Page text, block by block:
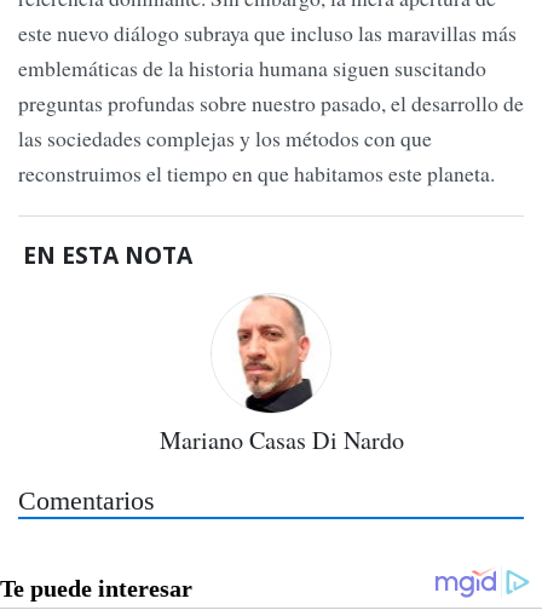
este nuevo diálogo subraya que incluso las maravillas más
emblemáticas de la historia humana siguen suscitando
preguntas profundas sobre nuestro pasado, el desarrollo de
las sociedades complejas y los métodos con que
reconstruimos el tiempo en que habitamos este planeta.
EN ESTA NOTA
Mariano Casas Di Nardo
Comentarios